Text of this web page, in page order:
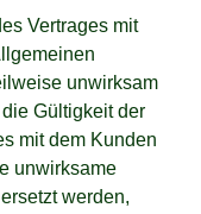
Vertrages mit
unwirksam
Gültigkeit der
mit dem Kunden
unwirksame
werden,